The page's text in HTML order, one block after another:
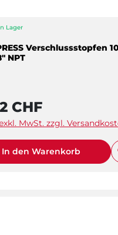
Lager
Verschlussstopfen
NPT
CHF
MwSt. zzgl.
In den Warenkorb